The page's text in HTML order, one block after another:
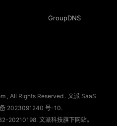
GroupDNS
, All Rights Reserved . 文派 SaaS
2023091240 号-10.
20210198. 文派科技旗下网站。